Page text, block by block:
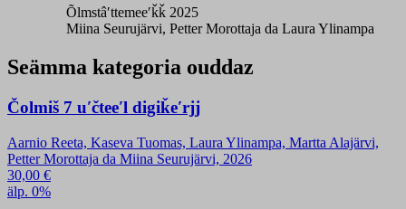
Õlmstâʹttemeeʹǩǩ 2025
Miina Seurujärvi, Petter Morottaja da Laura Ylinampa
Seämma kategoria ouddaz
Čolmiš 7 uʹčteeʹl digiǩeʹrjj
Aarnio Reeta, Kaseva Tuomas, Laura Ylinampa, Martta Alajärvi,
Petter Morottaja da Miina Seurujärvi, 2026
30,00 €
älp. 0%